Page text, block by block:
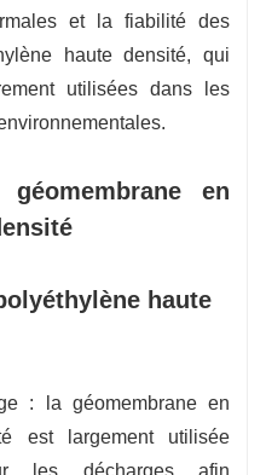
et la fiabilité des
haute densité, qui
utilisées dans les
en
: la géomembrane en
est largement utilisée
les décharges afin